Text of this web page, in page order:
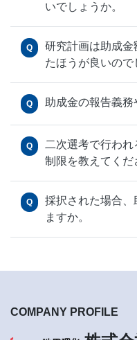
いでしょうか。
Q
研究計画は助成
たほうが良いので
Q 助成金の報告義務
Q
二次選考で行わ
制限を教えてくだ
Q
採択された場合
ますか。
COMPANY PROFILE